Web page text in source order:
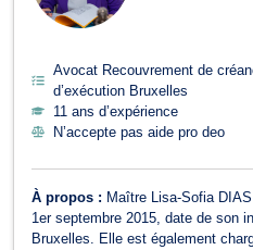
Avocat Recouvrement de
d’exécution Bruxelles
11 ans d’expérience
N’accepte pas aide pro deo
À propos : Maître Lisa-Sofia
1er septembre 2015, date de son
Bruxelles. Elle est également